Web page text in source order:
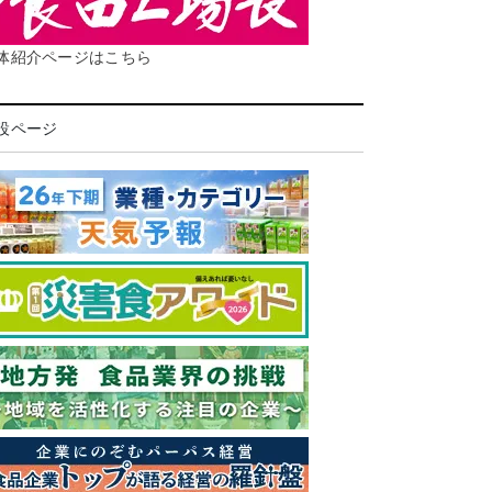
紹介ページはこちら
ページ